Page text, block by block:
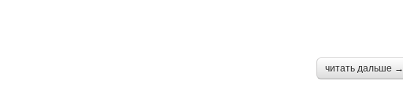
читать дальше →